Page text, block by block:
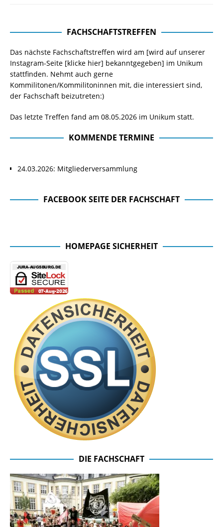
FACHSCHAFTSTREFFEN
Das nächste Fachschaftstreffen wird am [wird auf unserer
Instagram-Seite [klicke hier] bekanntgegeben] im Unikum
stattfinden. Nehmt auch gerne
Kommilitonen/Kommilitoninnen mit, die interessiert sind,
der Fachschaft beizutreten:)
Das letzte Treffen fand am 08.05.2026 im Unikum statt.
KOMMENDE TERMINE
24.03.2026: Mitgliederversammlung
FACEBOOK SEITE DER FACHSCHAFT
HOMEPAGE SICHERHEIT
DIE FACHSCHAFT